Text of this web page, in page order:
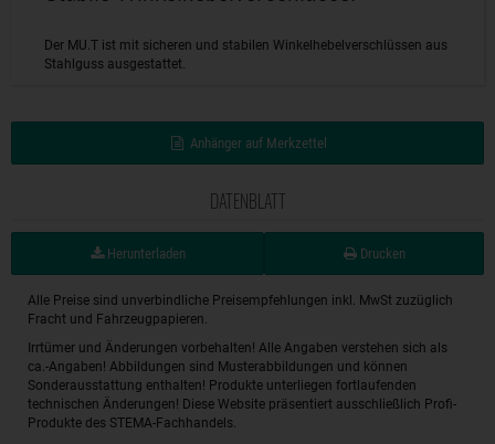
Der MU.T ist mit sicheren und stabilen Winkelhebelverschlüssen aus
Stahlguss ausgestattet.
Anhänger auf Merkzettel
DATENBLATT
Herunterladen Drucken
Alle Preise sind unverbindliche Preisempfehlungen inkl. MwSt zuzüglich
Fracht und Fahrzeugpapieren.
Irrtümer und Änderungen vorbehalten! Alle Angaben verstehen sich als
ca.-Angaben! Abbildungen sind Musterabbildungen und können
Sonderausstattung enthalten! Produkte unterliegen fortlaufenden
technischen Änderungen! Diese Website präsentiert ausschließlich Profi-
Produkte des STEMA-Fachhandels.